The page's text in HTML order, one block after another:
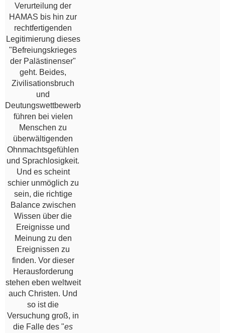
Verurteilung der
HAMAS bis hin zur
rechtfertigenden
Legitimierung dieses
"Befreiungskrieges
der Palästinenser"
geht. Beides,
Zivilisationsbruch
und
Deutungswettbewerb
führen bei vielen
Menschen zu
überwältigenden
Ohnmachtsgefühlen
und Sprachlosigkeit.
Und es scheint
schier unmöglich zu
sein, die richtige
Balance zwischen
Wissen über die
Ereignisse und
Meinung zu den
Ereignissen zu
finden. Vor dieser
Herausforderung
stehen eben weltweit
auch Christen. Und
so ist die
Versuchung groß, in
die Falle des "es